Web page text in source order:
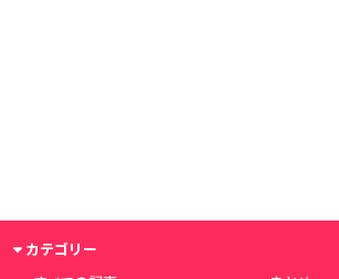
カテゴリー